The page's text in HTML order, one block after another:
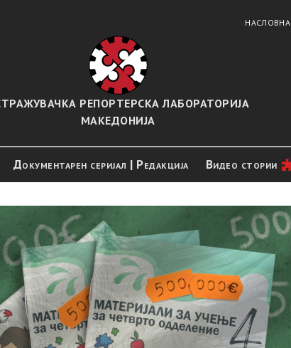
НАСЛОВНА
РЕПОРТЕРСКА ЛАБОРАТОРИЈА
МАКЕДОНИЈА
Документарен серијал | Редакција Видео стории